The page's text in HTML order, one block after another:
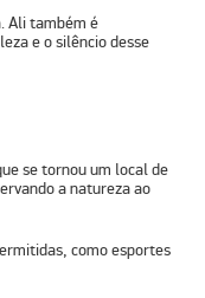
Ali também é
e o silêncio desse
se tornou um local de
a natureza ao
como esportes